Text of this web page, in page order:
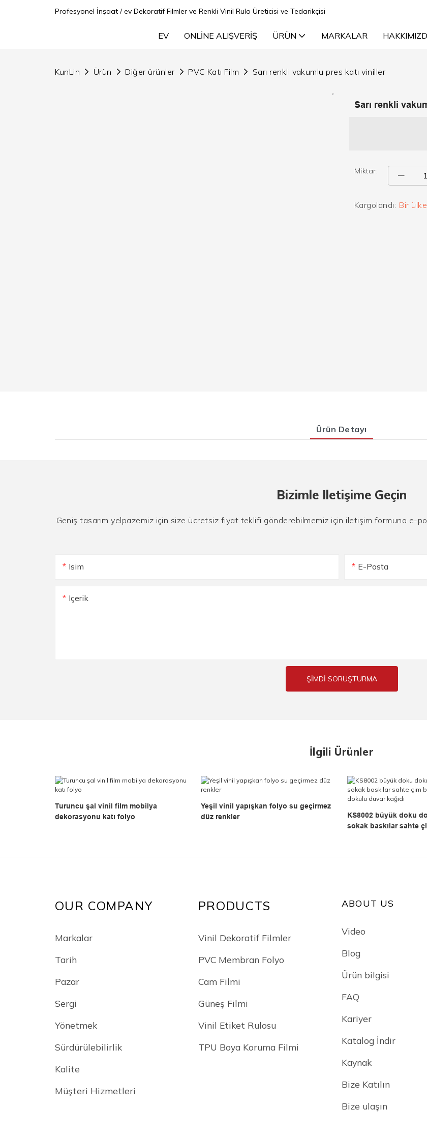
Profesyonel İnşaat / ev Dekoratif Filmler ve Renkli Vinil Rulo Üreticisi ve Tedarikçisi
EV ONLINE ALIŞVERIŞ ÜRÜN MARKALAR
KunLin Ürün Diğer ürünler PVC Katı Film Sarı renkli vakumlu pres katı viniller
Sarı renkli
Miktar:
Kargolandı: Bir
Ürün Detayı
Bizimle Iletişime Geçin
Geniş tasarım yelpazemiz için size ücretsiz fiyat teklifi gönderebilmemiz için iletişim formuna e-
Isim E-Posta
Içerik
ŞIMDI SORUŞTURMA
İlgili Ürünler
Turuncu şal vinil film mobilya
dekorasyonu katı folyo
Yeşil vinil yapışkan folyo su geçirmez
düz renkler
KS8002 büyük doku
sokak baskılar sahte
OUR COMPANY
Markalar
Tarih
Pazar
Sergi
Yönetmek
Sürdürülebilirlik
Kalite
Müşteri Hizmetleri
PRODUCTS
Vinil Dekoratif Filmler
PVC Membran Folyo
Cam Filmi
Güneş Filmi
Vinil Etiket Rulosu
TPU Boya Koruma Filmi
ABOUT US
Video
Blog
Ürün bilgisi
FAQ
Kariyer
Katalog İndir
Kaynak
Bize Katılın
Bize ulaşın